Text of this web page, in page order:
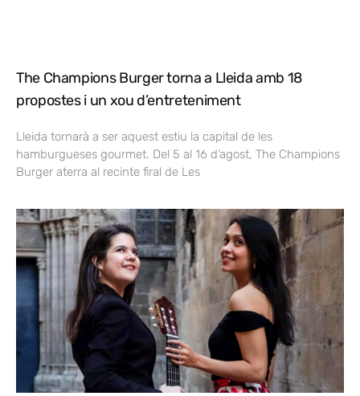
The Champions Burger torna a Lleida amb 18
propostes i un xou d’entreteniment
Lleida tornarà a ser aquest estiu la capital de les
hamburgueses gourmet. Del 5 al 16 d’agost, The Champions
Burger aterra al recinte firal de Les